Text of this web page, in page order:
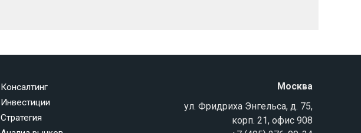
Консалтинг
Инвестиции
Стратегия
Москва
ул. Фридриха Энгельса, д. 75,
корп. 21, офис 908